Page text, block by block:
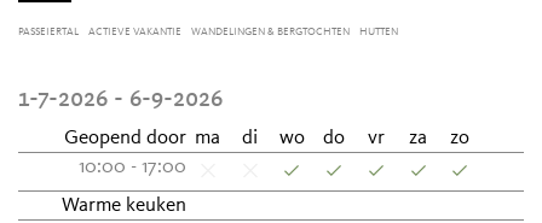
PASSEIERTAL ACTIEVE VAKANTIE WANDELINGEN & BERGTOCHTEN HUTTEN
1-7-2026 - 6-9-2026
Geopend door ma di wo do vr za
zo
10:00 - 17:00
Warme keuken